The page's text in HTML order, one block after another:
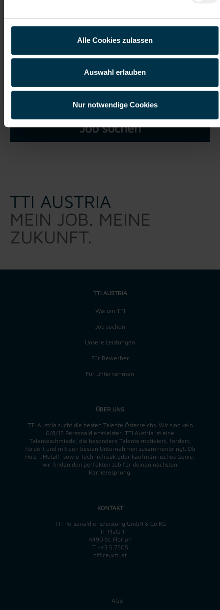
Alle Cookies zulassen
Auswahl erlauben
Nur notwendige Cookies
und willige ein, dass meine personenbezogenen Daten im
Rahmen meiner Initiativbewerbung für die Dauer von drei
Jahren verarbeitet werden dürfen.*
Job suchen
TTI AUSTRIA
MEIN JOB. MEINE
ZUKUNFT.
TTI AUSTRIA
Warum TTI
Job suchen
Unsere Leistungen
Für Bewerber
Für Unternehmen
ÜBER UNS
TTI Austria sucht die besten Talente Österreichs. Wir sind kein
0/8/15 Personaldienstleister, TTI Austria ist eine
Talenteschmiede, die besondere Talente motiviert, fordert,
fördert und mit den besten Unternehmen zusammenbringt. Ob
Holz-, Metall- sowie Technikfreak oder kaufmännisches Genie,
wir finden den perfekten Job für deinen nächsten
Karrieresprung.
KONTAKT
TTI Personaldienstleistung GmbH & Co KG
TTI-Platz 1
4490 St. Florian
T +43 5 7505
office@tti.at
AGB